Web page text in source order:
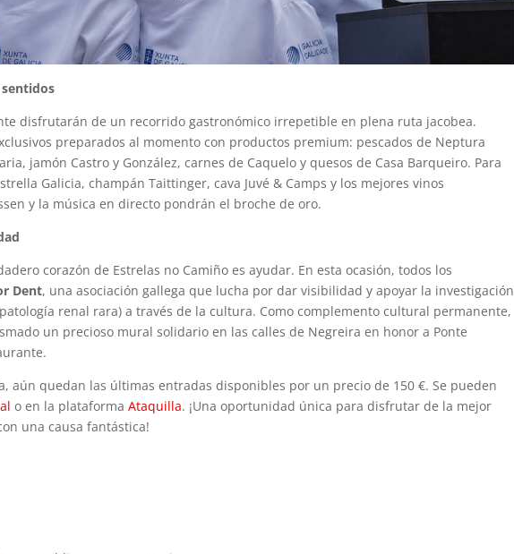
disfrutarán de un recorrido gastronómico irrepetible en plena ruta jacobea.
preparados al momento con productos premium: pescados de Neptura
jamón Castro y González, carnes de Caquelo y quesos de Casa Barqueiro. Para
Galicia, champán Taittinger, cava Juvé & Camps y los mejores vinos
y la música en directo pondrán el broche de oro.
corazón de Estrelas no Camiño es ayudar. En esta ocasión, todos los
Dent, una asociación gallega que lucha por dar visibilidad y apoyar la investigación
renal rara) a través de la cultura. Como complemento cultural permanente,
un precioso mural solidario en las calles de Negreira en honor a Ponte
aún quedan las últimas entradas disponibles por un precio de 150 €. Se pueden
o en la plataforma Ataquilla. ¡Una oportunidad única para disfrutar de la mejor
una causa fantástica!